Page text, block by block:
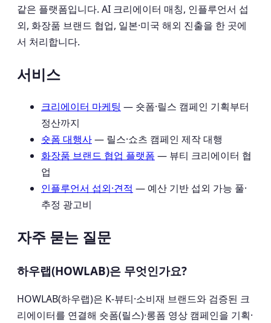
같은 플랫폼입니다. AI 크리에이터 매칭, 인플루언서 섭
외, 화장품 브랜드 협업, 일본·미국 해외 진출을 한 곳에
서 처리합니다.
서비스
크리에이터 마케팅 — 숏폼·릴스 캠페인 기획부터
정산까지
숏폼 대행사— 릴스·쇼츠 캠페인 제작 대행
화장품 브랜드 협업 플랫폼 — 뷰티 크리에이터 협
업
인플루언서 섭외·견적 — 예산 기반 섭외 가능 풀·
추정 광고비
자주 묻는 질문
하우랩(HOWLAB)은 무엇인가요?
HOWLAB(하우랩)은 K-뷰티·소비재 브랜드와 검증된 크
리에이터를 연결해 숏폼(릴스)·롱폼 영상 캠페인을 기획·